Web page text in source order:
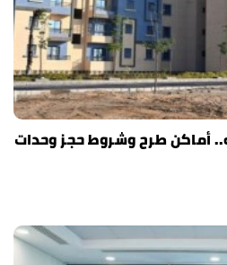
بـ1500 جنيه.. أماكن طرح وشروط حجز وحدات